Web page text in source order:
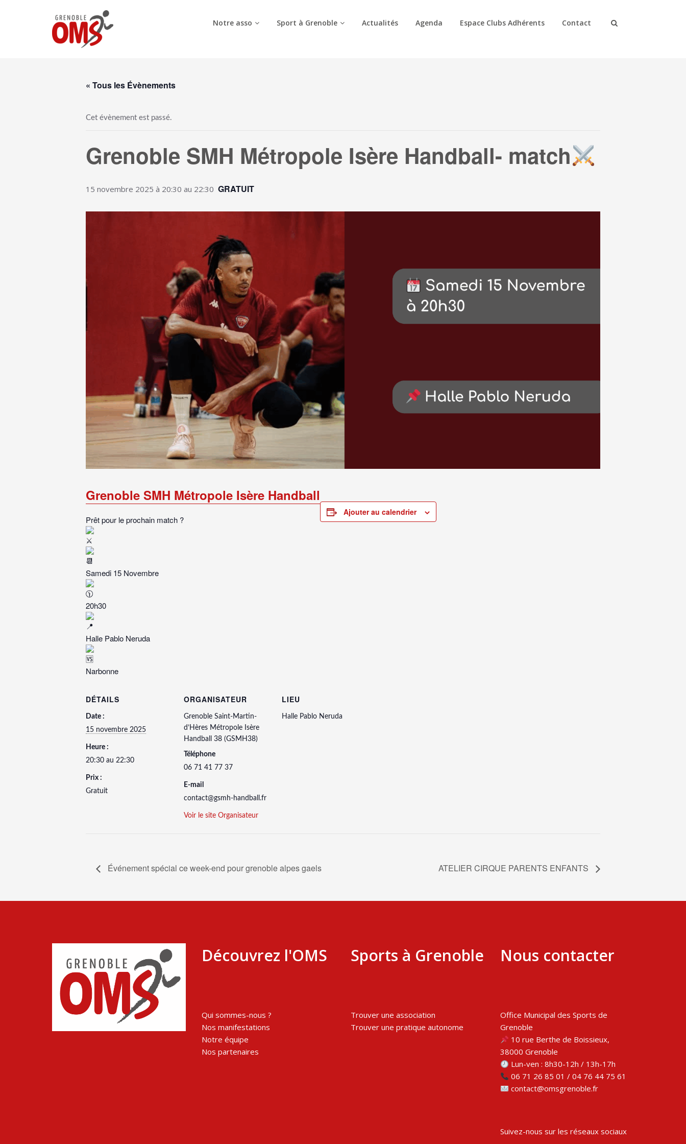
Notre asso Sport à Grenoble Actualités Agenda Espace Clubs Adhérents Contact
« Tous les Évènements
Cet évènement est passé.
Grenoble SMH Métropole Isère Handball- match
15 novembre 2025 à 20:30 au 22:30 GRATUIT
Grenoble SMH Métropole Isère Handball
Prêt pour le prochain match ?
Samedi 15 Novembre
20h30
Halle Pablo Neruda
Narbonne
Ajouter au calendrier
DÉTAILS
Date :
15 novembre 2025
Heure :
20:30 au 22:30
Prix :
Gratuit
ORGANISATEUR
Grenoble Saint-Martin-
d’Hères Métropole Isère
Handball 38 (GSMH38)
Téléphone
06 71 41 77 37
E-mail
contact@gsmh-handball.fr
Voir le site Organisateur
LIEU
Halle Pablo Neruda
Événement spécial ce week-end pour grenoble alpes gaels ATELIER CIRQUE PARENTS ENFANTS
Découvrez l'OMS
Qui sommes-nous ?
Nos manifestations
Notre équipe
Nos partenaires
Sports à Grenoble
Trouver une association
Trouver une pratique autonome
Nous contacter
Office Municipal des Sports de
Grenoble
10 rue Berthe de Boissieux,
38000 Grenoble
Lun-ven : 8h30-12h / 13h-17h
06 71 26 85 01 / 04 76 44 75 61
contact@omsgrenoble.fr
Suivez-nous sur les réseaux sociaux